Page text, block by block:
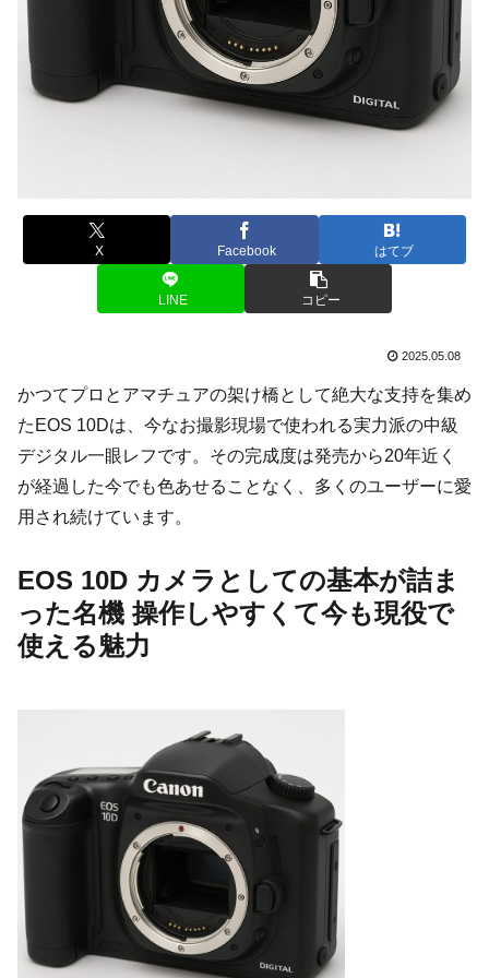
X Facebook はてブ
LINE コピー
2025.05.08
かつてプロとアマチュアの架け橋として絶大な支持を集め
たEOS 10Dは、今なお撮影現場で使われる実力派の中級
デジタル一眼レフです。その完成度は発売から20年近く
が経過した今でも色あせることなく、多くのユーザーに愛
用され続けています。
EOS 10D カメラとしての基本が詰ま
った名機 操作しやすくて今も現役で
使える魅力